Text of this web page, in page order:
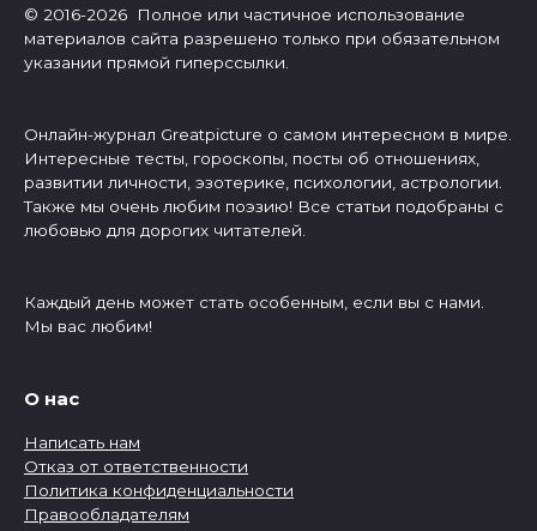
© 2016-2026 Полное или частичное использование
материалов сайта разрешено только при обязательном
указании прямой гиперссылки.
Онлайн-журнал Greatpicture о самом интересном в мире.
Интересные тесты, гороскопы, посты об отношениях,
развитии личности, эзотерике, психологии, астрологии.
Также мы очень любим поэзию! Все статьи подобраны с
любовью для дорогих читателей.
Каждый день может стать особенным, если вы с нами.
Мы вас любим!
О нас
Написать нам
Отказ от ответственности
Политика конфиденциальности
Правообладателям